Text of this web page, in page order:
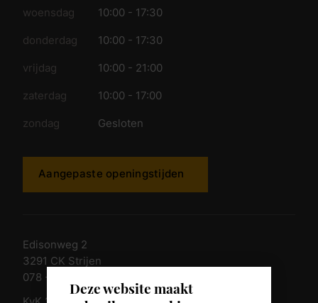
Deze website maakt
woensdag 10:00 - 17:30
donderdag 10:00 - 17:30
vrijdag 10:00 - 21:00
zaterdag 10:00 - 17:00
zondag Gesloten
Aangepaste openingstijden
Edisonweg 2
3291 CK Strijen
078 - 674 84 85